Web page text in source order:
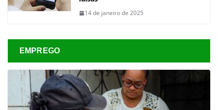
14 de janeiro de 2025
EMPREGO